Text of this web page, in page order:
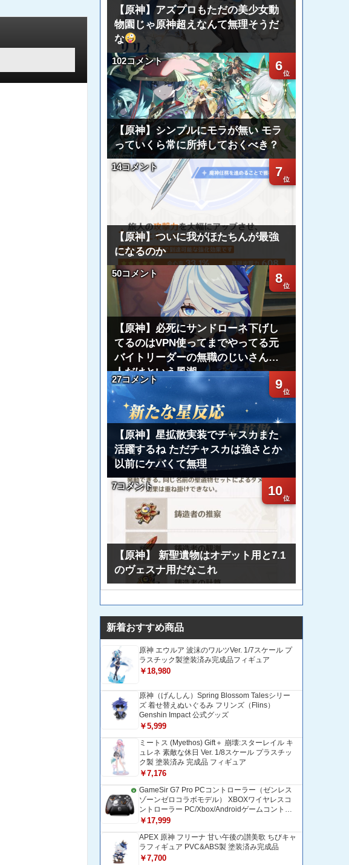
【原神】アズプロもただの美少女動
物園じゃ原神超えなんて無理そうだ
な
6
102コメント
【原神】シンプルにモラが無い モラ
っていくら常に所持しておくべき？
7
14コメント
【原神】ついに我がほたちんが最強
になるのか
8
50コメント
【原神】必死にサンドローネ下げし
てるのはVPN使ってまでやってる元
バイトリーダーの無職のじいさん一
人だけという風潮
9
27コメント
【原神】星拡散実装でチャスカまた
活躍するね ただチャスカは強さとか
以前にケバくて無理
10
7コメント
【原神】 新聖遺物はオデット用と7.1
のヴェスナ用だなこれ
新着おすすめ商品
原神 エウルア 波沫のワルツVer. 1/7スケール プ
ラスチック製塗装済み完成品フィギュア
￥18,980
原神（げんしん）Spring Blossom Talesシリー
ズ 着せ替えぬいぐるみ フリンズ（Flins）
Genshin Impact 公式グッズ
￥5,999
ミートス (Myethos) Gift＋ 崩壊:スターレイル キ
ュレネ 素敵な休日 Ver. 1/8スケール プラスチッ
ク製 塗装済み 完成品 フィギュア
￥7,176
GameSir G7 Pro PCコントローラー（ゼンレス
ゾーンゼロコラボモデル） XBOXワイヤレスコ
ントローラー PC/Xbox/Androidゲームコントロ
ーラー 1200mAH大容量バッテリー TMRホール
コントローラー 追加ボタン＆トリガー/グリップ
振動モーター搭載 トリガーストップ＆背面ボタ
ンロック付きゲームパッド 光学式マイクロスイ
￥17,999
APEX 原神 フリーナ 甘い午後の讃美歌 ちびキャ
ラフィギュア PVC&ABS製 塗装済み完成品
￥7,700